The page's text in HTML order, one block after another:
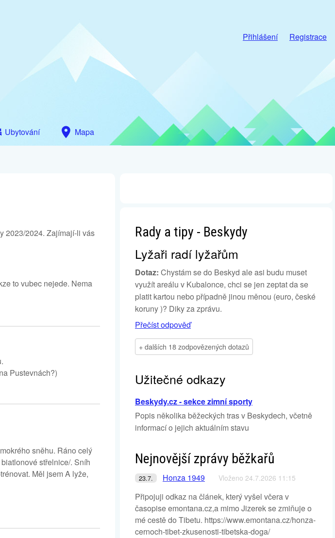
Přihlášení Registrace
Ubytování Mapa
2023/2024. Zajímají-li vás
to vubec nejede. Nema
Pustevnách?)
sněhu. Ráno celý
střelnice/. Sníh
Měl jsem A lyže,
Rady a tipy - Beskydy
Lyžaři radí lyžařům
Dotaz: Chystám se do Beskyd ale asi budu muset
využít areálu v Kubalonce, chci se jen zeptat da se
platit kartou nebo případně jinou měnou (euro, české
koruny )? Diky za zprávu.
Přečíst odpověď
+ dalších 18 zodpovězených dotazů
Užitečné odkazy
Beskydy.cz - sekce zimní sporty
Popis několika běžeckých tras v Beskydech, včetně
informací o jejich aktuálním stavu
Nejnovější zprávy běžkařů
23.7. Honza 1949 Vloženo 24.7.2026 11:15
Připojuji odkaz na článek, který vyšel včera v
časopise emontana.cz,a mimo Jizerek se zmiňuje o
mé cestě do Tibetu. https://www.emontana.cz/honza-
cernoch-tibet-zkusenosti-tibetska-doga/